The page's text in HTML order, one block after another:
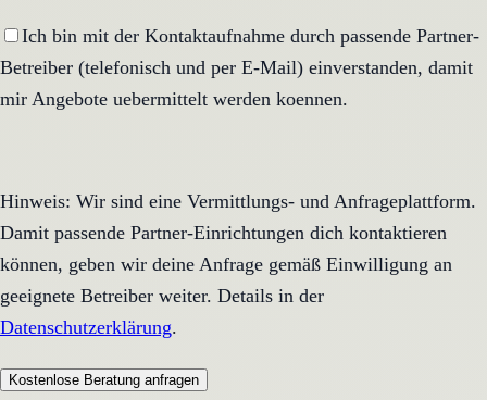
Ich bin mit der Kontaktaufnahme durch passende Partner-
Betreiber (telefonisch und per E-Mail) einverstanden, damit
mir Angebote uebermittelt werden koennen.
Hinweis: Wir sind eine Vermittlungs- und Anfrageplattform.
Damit passende Partner-Einrichtungen dich kontaktieren
können, geben wir deine Anfrage gemäß Einwilligung an
geeignete Betreiber weiter. Details in der
Datenschutzerklärung.
Kostenlose Beratung anfragen